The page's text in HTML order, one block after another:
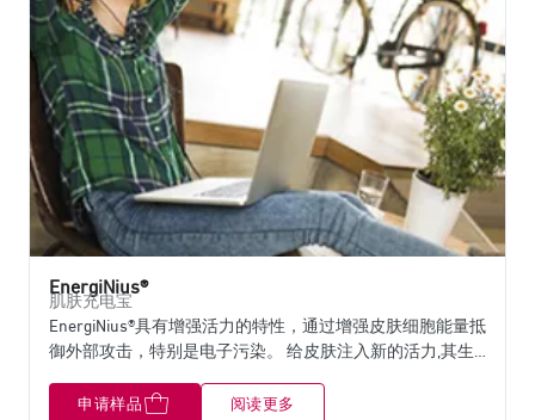
EnergiNius®
肌肤充电宝
EnergiNius®具有增强活力的特性，通过增强皮肤细胞能量抵
御外部攻击，特别是电子污染。 给皮肤注入新的活力,其生
劳迹象消失，呈现健康的光泽。
申请样品 阅读更多